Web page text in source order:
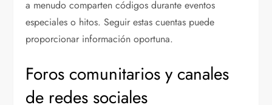
a menudo comparten códigos durante eventos
especiales o hitos. Seguir estas cuentas puede
proporcionar información oportuna.
Foros comunitarios y canales
de redes sociales